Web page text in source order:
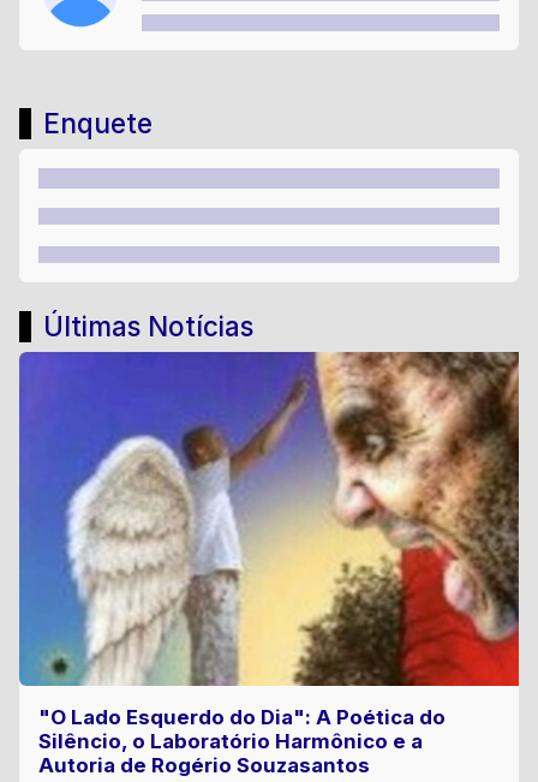
Enquete
Últimas Notícias
"O Lado Esquerdo do Dia": A Poética do
Silêncio, o Laboratório Harmônico e a
Autoria de Rogério Souzasantos